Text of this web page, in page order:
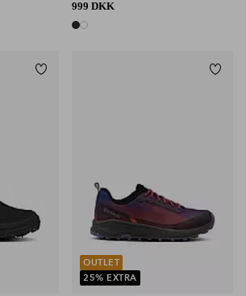
999 DKK
2 farver
Tilføj til favoritter
OUTLET
25% EXTRA